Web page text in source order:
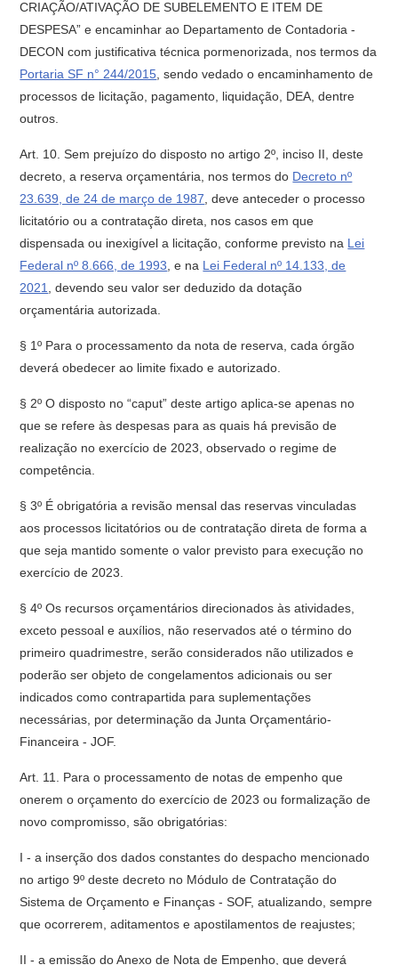
CRIAÇÃO/ATIVAÇÃO DE SUBELEMENTO E ITEM DE
DESPESA” e encaminhar ao Departamento de Contadoria -
DECON com justificativa técnica pormenorizada, nos termos da
Portaria SF n° 244/2015 , sendo vedado o encaminhamento de
processos de licitação, pagamento, liquidação, DEA, dentre
outros.
Art. 10. Sem prejuízo do disposto no artigo 2º, inciso II, deste
decreto, a reserva orçamentária, nos termos do Decreto nº
23.639, de 24 de março de 1987 , deve anteceder o processo
licitatório ou a contratação direta, nos casos em que
dispensada ou inexigível a licitação, conforme previsto na Lei
Federal nº 8.666, de 1993 , e na Lei Federal nº 14.133, de
2021
, devendo seu valor ser deduzido da dotação
orçamentária autorizada.
§ 1º Para o processamento da nota de reserva, cada órgão
deverá obedecer ao limite fixado e autorizado.
§ 2º O disposto no “caput” deste artigo aplica-se apenas no
que se refere às despesas para as quais há previsão de
realização no exercício de 2023, observado o regime de
competência.
§ 3º É obrigatória a revisão mensal das reservas vinculadas
aos processos licitatórios ou de contratação direta de forma a
que seja mantido somente o valor previsto para execução no
exercício de 2023.
§ 4º Os recursos orçamentários direcionados às atividades,
exceto pessoal e auxílios, não reservados até o término do
primeiro quadrimestre, serão considerados não utilizados e
poderão ser objeto de congelamentos adicionais ou ser
indicados como contrapartida para suplementações
necessárias, por determinação da Junta Orçamentário-
Financeira - JOF.
Art. 11. Para o processamento de notas de empenho que
onerem o orçamento do exercício de 2023 ou formalização de
novo compromisso, são obrigatórias:
I - a inserção dos dados constantes do despacho mencionado
no artigo 9º deste decreto no Módulo de Contratação do
Sistema de Orçamento e Finanças - SOF, atualizando, sempre
que ocorrerem, aditamentos e apostilamentos de reajustes;
II - a emissão do Anexo de Nota de Empenho, que deverá